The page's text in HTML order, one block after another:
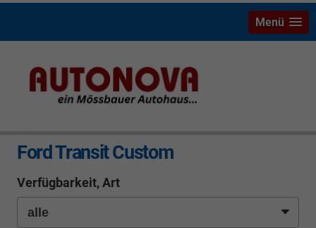
Menü
Ford Transit Custom
Verfügbarkeit, Art